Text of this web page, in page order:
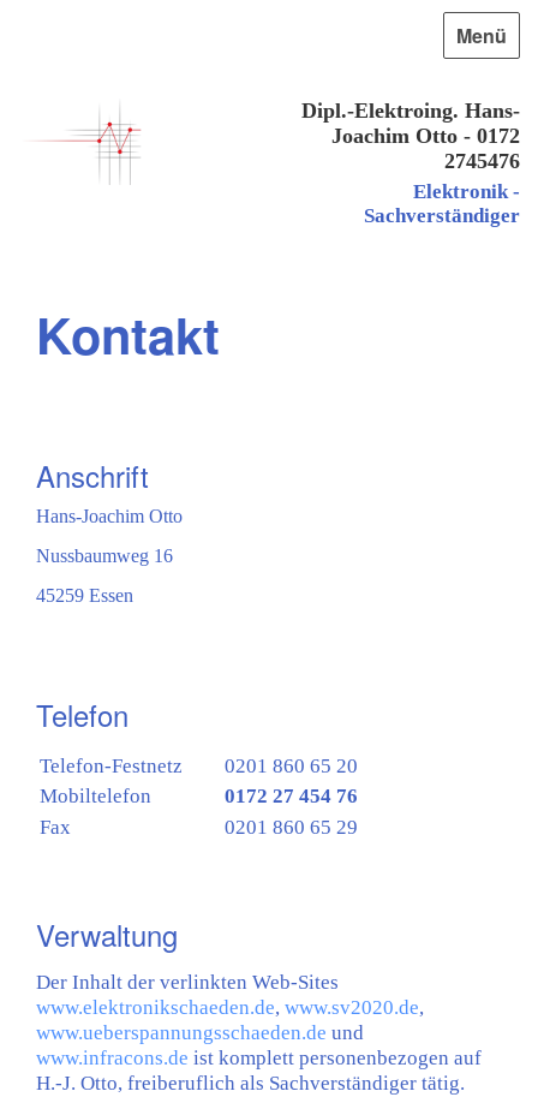
Dipl.-Elektroing. Hans-
Joachim Otto - 0172
2745476
Elektronik -
Sachverständiger
Menü
Kontakt
Anschrift
Hans-Joachim Otto
Nussbaumweg 16
45259 Essen
Telefon
Telefon-Festnetz
0201 860 65 20
Mobiltelefon
0172 27 454 76
Fax
0201 860 65 29
Verwaltung
Der Inhalt der verlinkten Web-Sites
www.elektronikschaeden.de, www.sv2020.de,
www.ueberspannungsschaeden.de und
www.infracons.de ist komplett personenbezogen auf
H.-J. Otto, freiberuflich als Sachverständiger tätig.